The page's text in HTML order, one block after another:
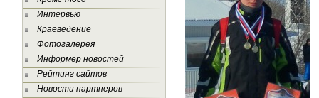
Интервью
Краеведение
Фотогалерея
Информер новостей
Рейтинг сайтов
Новости партнеров